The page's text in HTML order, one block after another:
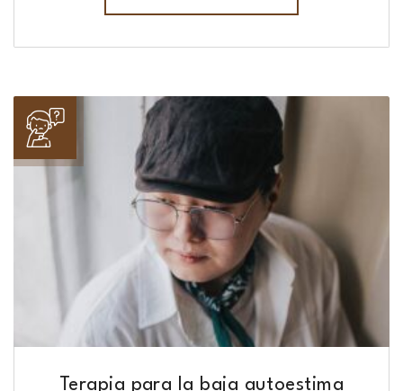
Terapia para la baja autoestima